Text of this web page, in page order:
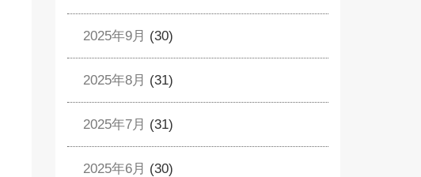
2025年9月 (30)
2025年8月 (31)
2025年7月 (31)
2025年6月 (30)